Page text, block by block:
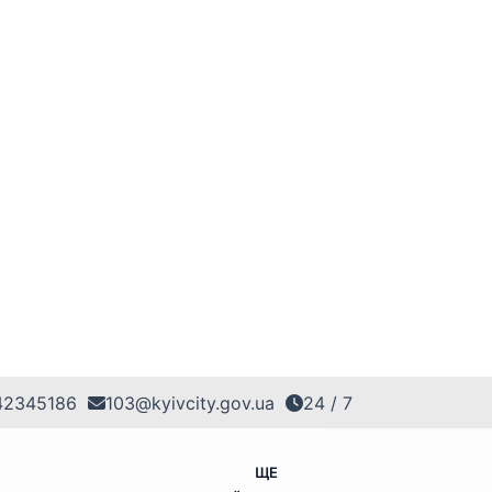
103@kyivcity.gov.ua 24 / 7
ЩЕ